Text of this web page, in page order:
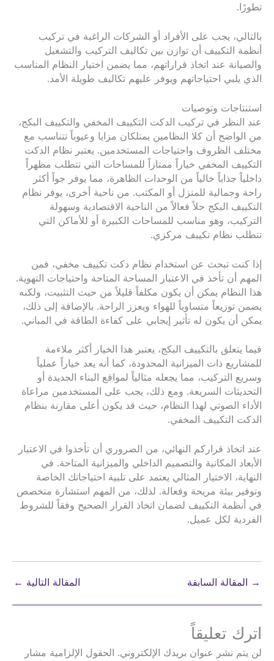
تطورًا.
بالتالي، يجب على الأفراد أو الشركات الراغبة في تركيب
أنظمة التكييف أن توازن بين تكاليف التركيب والتشغيل
والصيانة عند اتخاذ قراراتهم، مما يضمن اختيار النظام المناسب
الذي يلبي احتياجاتهم ويوفر عليهم تكاليف طويلة الأمد.
استنتاجات وتوصيات
عند النظر في تركيب الدكت التكييف المخفي والتكييف البكج،
من الواضح أن كلا النظامين يمتلكان مزايا وعيوباً تتناسب مع
مختلف الظروف واحتياجات المستخدمين. يعتبر نظام الدكت
التكييف المخفي خياراً ممتازاً للمساحات التي تتطلب مظهراً
داخلياً جذاباً خالياً من الوحدات الظاهرة، مما يوفر جواً أكثر
راحة وجمالية للمنزل أو المكتب. من ناحية أخرى، يوفر نظام
التكييف البكج حلاً فعالاً من الناحية الاقتصادية وسهولة
التركيب، وهو مناسب للمساحات الكبيرة أو للأماكن التي
تتطلب نظام تكييف مركزي.
إذا كنت تبحث عن استخدام نظام دكت تكييف مخفي، فمن
المهم أن تأخذ في الاعتبار المساحة المتاحة واحتياجات التهوية.
هذا النظام يمكن أن يكون مكلفاً قليلاً من حيث التثبيت، ولكنه
يضمن توزيعاً متساوياً للهواء ويعزز الراحة. بالإضافة إلى ذلك،
يمكن أن يكون له تأثير إيجابي على كفاءة الطاقة في المباني.
فيما يتعلق بالتكييف البكج، يعتبر هذا الخيار أكثر ملاءمة
للمشاريع ذات الميزانية المحدودة، كما أنه يعد خياراً عملياً
وسريع التركيب، مما يجعله مثالياً لمواقع البناء الجديدة أو
التحديثات السريعة. ومع ذلك، يجب على المستخدمين مراعاة
الأداء الصوتي لهذا النظام، حيث قد يكون أعلى مقارنة بنظام
الدكت التكييف المخفي.
عند اتخاذ قراركم النهائي، من الضروري أن تأخذوا في الاعتبار
الأبعاد المكانية والتصميم الداخلي والميزانية المتاحة. في
النهاية، الاختيار المثالي يعتمد على تلبية احتياجاتك الخاصة
وتوفير بيئة مريحة وفعالة. لذلك، من المهم استشارة متخصص
في أنظمة التكييف لضمان اتخاذ القرار الصحيح وفقاً للشروط
الفردية لكل عميل.
→ المقالة السابقة المقالة التالية ←
اترك تعليقاً
لن يتم نشر عنوان بريدك الإلكتروني. الحقول الإلزامية مشار